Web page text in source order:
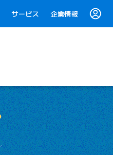
サービス 企業情報